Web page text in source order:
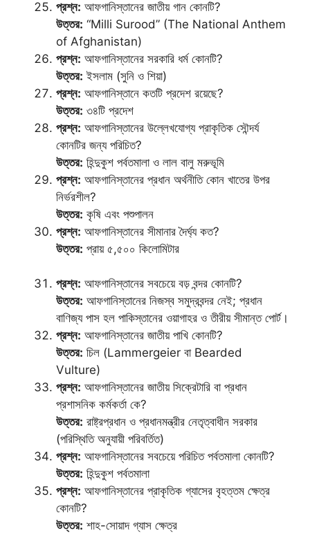
প্রশ্ন: আফগানিস্তানের জাতীয় গান কোনটি?
উত্তর: “Milli Surood” (The National Anthem
of Afghanistan)
প্রশ্ন: আফগানিস্তানের সরকারি ধর্ম কোনটি?
উত্তর: ইসলাম (সুনি ও শিয়া)
প্রশ্ন: আফগানিস্তানে কতটি প্রদেশ রয়েছে?
উত্তর: ৩৪টি প্রদেশ
প্রশ্ন: আফগানিস্তানের উল্লেখযোগ্য প্রাকৃতিক সৌন্দর্য
কোনটির জন্য পরিচিত?
উত্তর: হিন্দুকুশ পর্বতমালা ও লাল বালু মরুভূমি
প্রশ্ন: আফগানিস্তানের প্রধান অর্থনীতি কোন খাতের উপর
নির্ভরশীল?
উত্তর: কৃষি এবং পশুপালন
প্রশ্ন: আফগানিস্তানের সীমানার দৈর্ঘ্য কত?
উত্তর: প্রায় ৫,৫০০ কিলোমিটার
প্রশ্ন: আফগানিস্তানের সবচেয়ে বড় বন্দর কোনটি?
উত্তর: আফগানিস্তানের নিজস্ব সমুদ্রবন্দর নেই; প্রধান
বাণিজ্য পাস হল পাকিস্তানের ওয়াগাহর ও তীরীয় সীমান্ত পোর্ট।
প্রশ্ন: আফগানিস্তানের জাতীয় পাখি কোনটি?
উত্তর: চিল (Lammergeier বা Bearded
Vulture)
প্রশ্ন: আফগানিস্তানের জাতীয় সিক্রেটারি বা প্রধান
প্রশাসনিক কর্মকর্তা কে?
উত্তর: রাষ্ট্রপ্রধান ও প্রধানমন্ত্রীর নেতৃত্বাধীন সরকার
(পরিস্থিতি অনুযায়ী পরিবর্তিত)
প্রশ্ন: আফগানিস্তানের সবচেয়ে পরিচিত পর্বতমালা কোনটি?
উত্তর: হিন্দুকুশ পর্বতমালা
প্রশ্ন: আফগানিস্তানের প্রাকৃতিক গ্যাসের বৃহত্তম ক্ষেত্র
কোনটি?
উত্তর: শাহ-সোয়াদ গ্যাস ক্ষেত্র